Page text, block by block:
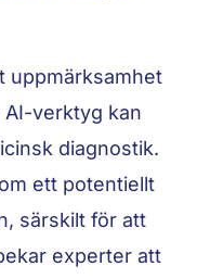
uppmärksamhet
verktyg kan
diagnostik.
ett potentiellt
särskilt för att
experter att